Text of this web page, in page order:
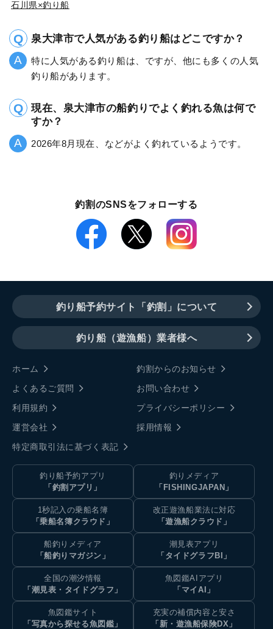
石川県×釣り船
泉大津市で人気がある釣り船はどこですか？
特に人気がある釣り船は、ですが、他にも多くの人気
釣り船があります。
現在、泉大津市の船釣りでよく釣れる魚は何で
すか？
2026年8月現在、などがよく釣れているようです。
釣割のSNSをフォローする
釣り船予約サイト「釣割」について
釣り船（遊漁船）業者様へ
ホーム
釣割からのお知らせ
よくあるご質問
お問い合わせ
利用規約
プライバシーポリシー
運営会社
採用情報
特定商取引法に基づく表記
釣り船予約アプリ
「釣割アプリ」
釣りメディア
「FISHINGJAPAN」
1秒記入の乗船名簿
「乗船名簿クラウド」
改正遊漁船業法に対応
「遊漁船クラウド」
船釣りメディア
「船釣りマガジン」
潮見表アプリ
「タイドグラフBI」
全国の潮汐情報
「潮見表・タイドグラフ」
魚図鑑AIアプリ
「マイAI」
魚図鑑サイト
「写真から探せる魚図鑑」
充実の補償内容と安さ
「新・遊漁船保険DX」